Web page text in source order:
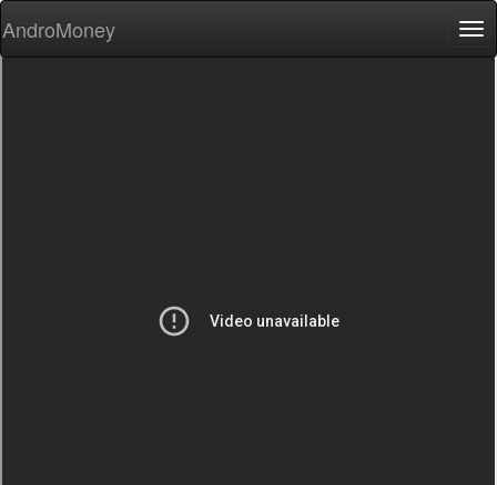
AndroMoney